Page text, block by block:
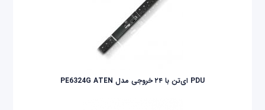
PDU ای‌تن با ۲۴ خروجی مدل PE6324G ATEN